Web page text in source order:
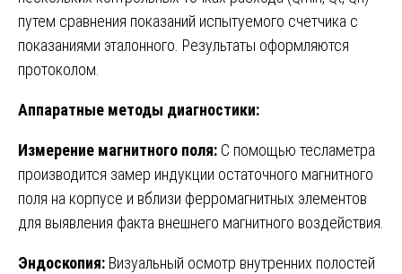
путем сравнения показаний испытуемого счетчика с
показаниями эталонного. Результаты оформляются
протоколом.
Аппаратные методы диагностики:
Измерение магнитного поля: С помощью тесламетра
производится замер индукции остаточного магнитного
поля на корпусе и вблизи ферромагнитных элементов
для выявления факта внешнего магнитного воздействия.
Эндоскопия: Визуальный осмотр внутренних полостей